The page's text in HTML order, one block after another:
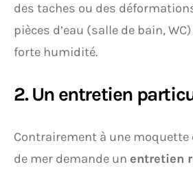
des taches ou des
pièces d’eau (salle de bain,
forte humidité.
2. Un entretien
Contrairement à une moquette
de mer demande un entretien